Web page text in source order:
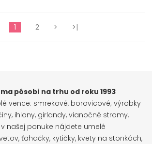
1 2 > >|
pôsobí na trhu od roku 1993
vence: smrekové, borovicové; výrobky
ihlany, girlandy, vianočné stromy.
v našej ponuke nájdete umelé
ťahačky, kytičky, kvety na stonkách,